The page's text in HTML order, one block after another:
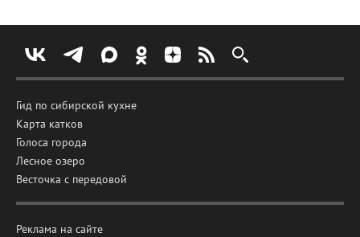
Гид по сибирской кухне
Карта катков
Голоса города
Лесное озеро
Весточка с передовой
Реклама на сайте